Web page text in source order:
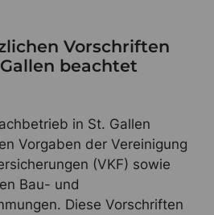
Vorschriften
beachtet
in St. Gallen
Vorgaben der Vereinigung
(VKF) sowie
Bau- und
Diese Vorschriften